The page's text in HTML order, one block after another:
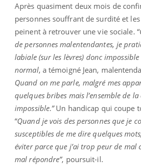
Après quasiment deux mois de
personnes souffrant de surdité et
peinent à retrouver une vie sociale. “
de personnes malentendantes, je
labiale (sur les lèvres) donc
normal, a témoigné Jean,
Quand on me parle, malgré mes
quelques bribes mais l’ensemble de
impossible.”Un handicap qui coupe
“Quand je vois des personnes que je
susceptibles de me dire quelques
éviter parce que j’ai trop peur de mal
mal répondre”, poursuit-il.